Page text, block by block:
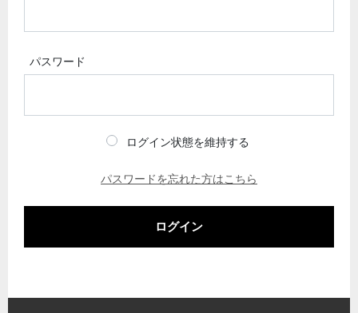
パスワード
ログイン状態を維持する
パスワードを忘れた方はこちら
ログイン